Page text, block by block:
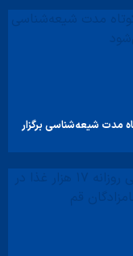
مدت شیعه‌شناسی برگزار